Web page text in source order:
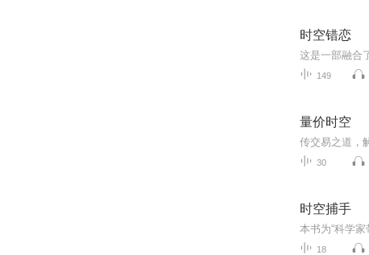
时空错恋
149
量价时空
传交易之道，
30
时空捕手
18